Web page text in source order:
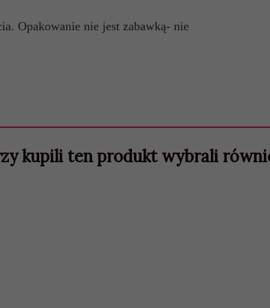
Opakowanie nie jest zabawką- nie
kupili ten produkt wybrali